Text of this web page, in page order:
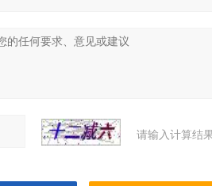
请输入计算结